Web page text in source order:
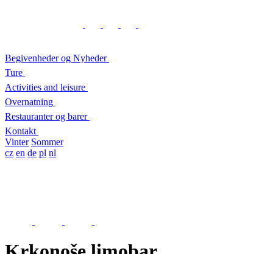
Begivenheder og Nyheder
Ture
Activities and leisure
Overnatning
Restauranter og barer
Kontakt
Vinter Sommer
cz en de pl nl